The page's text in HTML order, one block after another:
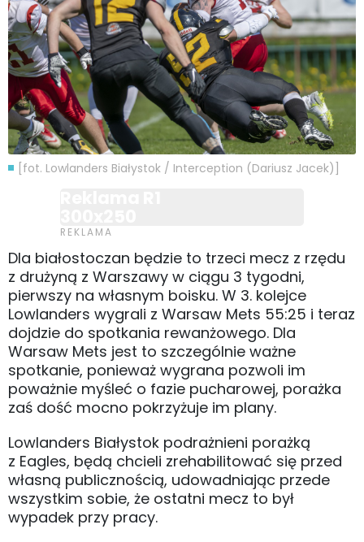
[fot. Lowlanders Białystok / Interception (Dariusz Jacek)]
Dla białostoczan będzie to trzeci mecz z rzędu
z drużyną z Warszawy w ciągu 3 tygodni,
pierwszy na własnym boisku. W 3. kolejce
Lowlanders wygrali z Warsaw Mets 55:25 i teraz
dojdzie do spotkania rewanżowego. Dla
Warsaw Mets jest to szczególnie ważne
spotkanie, ponieważ wygrana pozwoli im
poważnie myśleć o fazie pucharowej, porażka
zaś dość mocno pokrzyżuje im plany.
Lowlanders Białystok podrażnieni porażką
z Eagles, będą chcieli zrehabilitować się przed
własną publicznością, udowadniając przede
wszystkim sobie, że ostatni mecz to był
wypadek przy pracy.